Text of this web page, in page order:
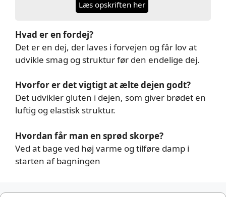
Læs opskriften her
Hvad er en fordej?
Det er en dej, der laves i forvejen og får lov at
udvikle smag og struktur før den endelige dej.
Hvorfor er det vigtigt at ælte dejen godt?
Det udvikler gluten i dejen, som giver brødet en
luftig og elastisk struktur.
Hvordan får man en sprød skorpe?
Ved at bage ved høj varme og tilføre damp i
starten af bagningen